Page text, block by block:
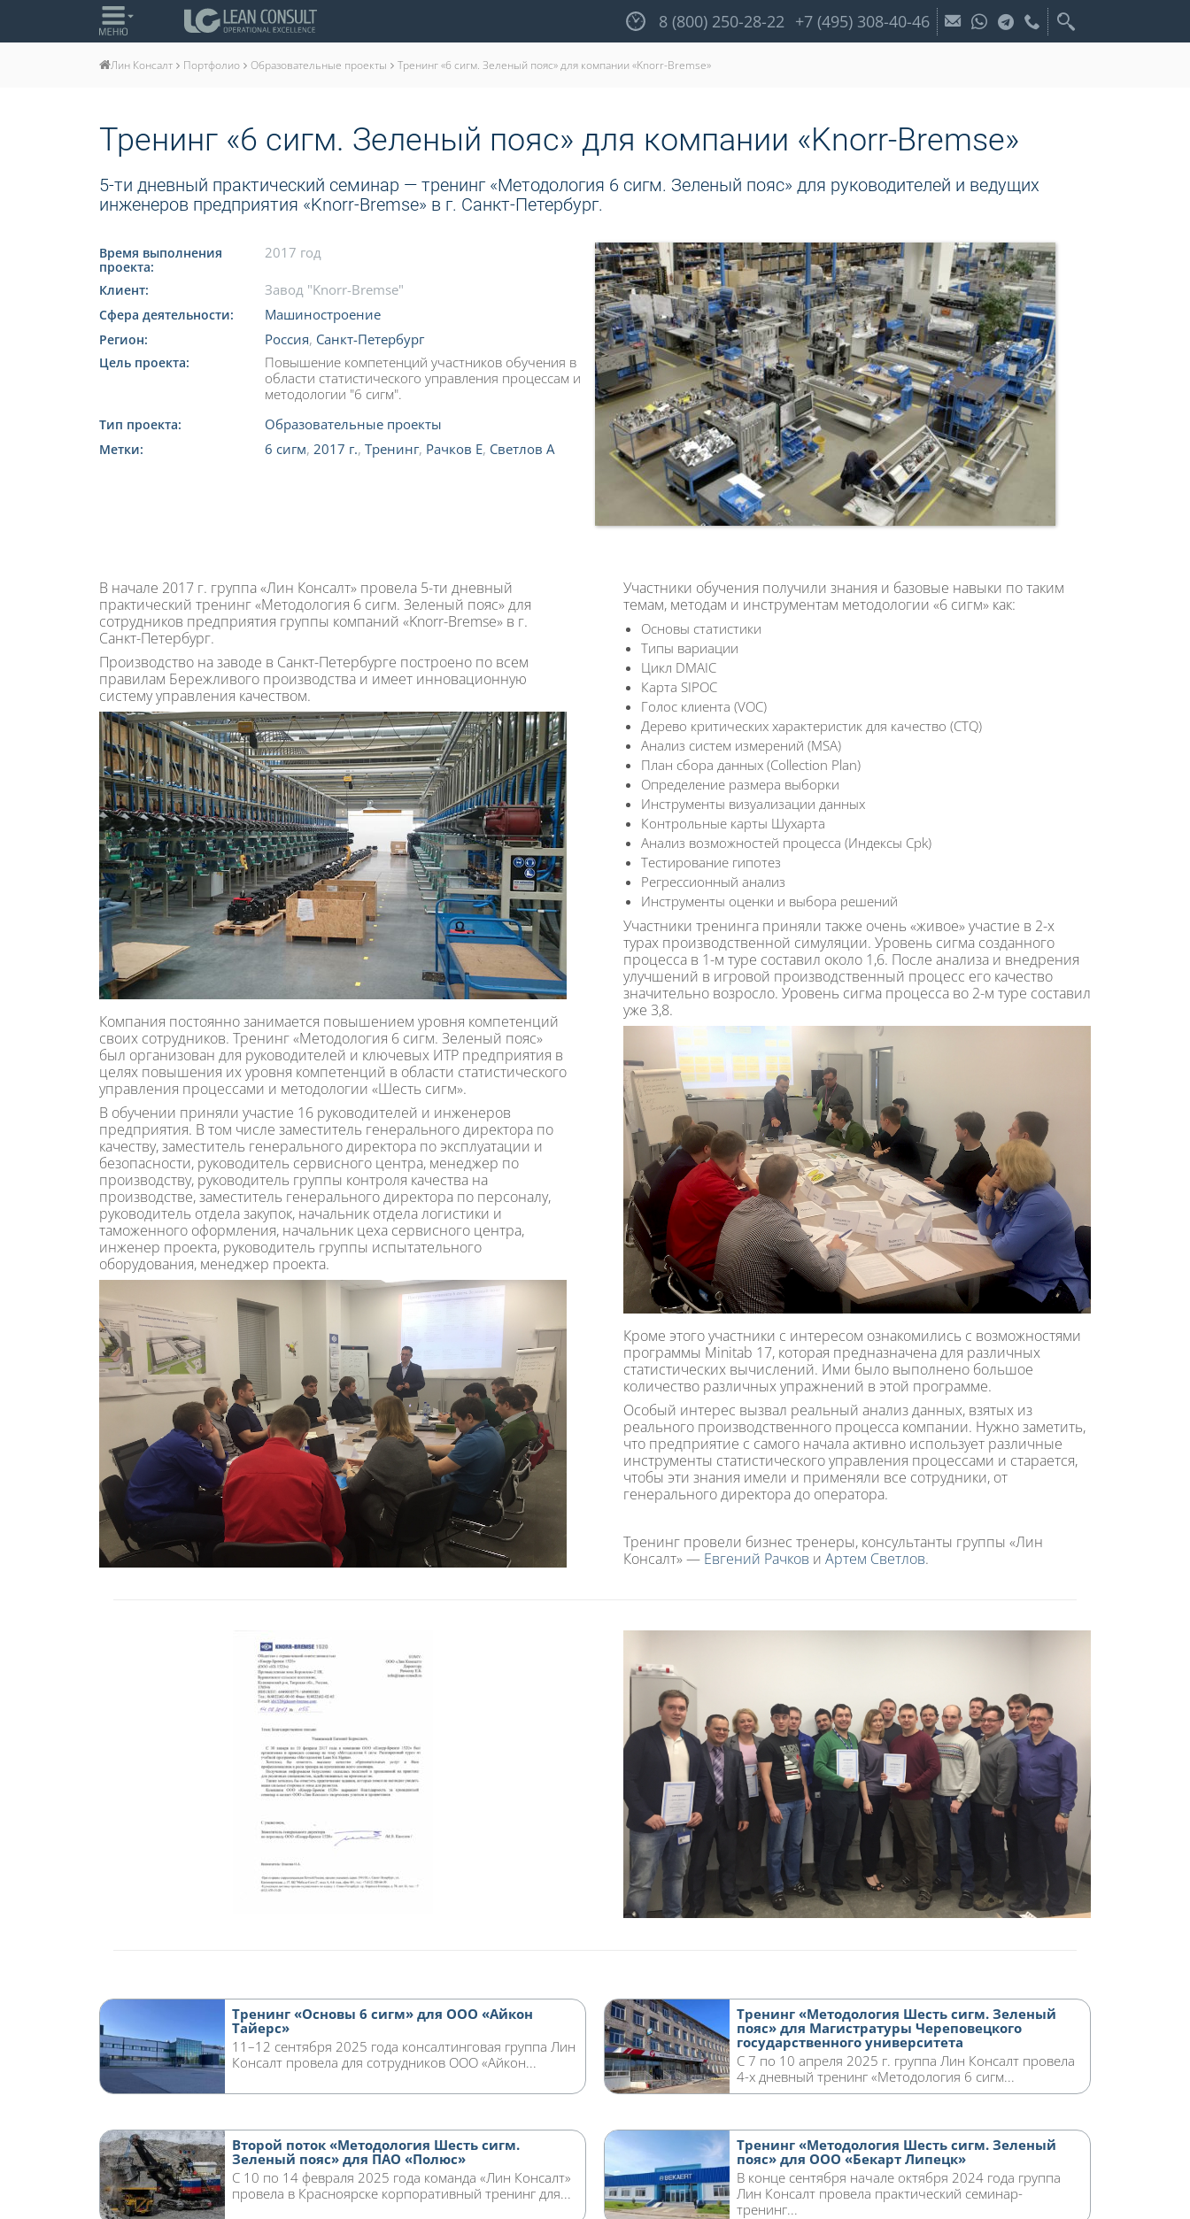
8 (800) 250-28-22 +7 (495) 308-40-46
Лин Консалт Портфолио Образовательные проекты Тренинг «6 сигм. Зеленый пояс» для компании «Knorr-Bremse»
Тренинг «6 сигм. Зеленый пояс» для компании «Knorr-Bremse»
5-ти дневный практический семинар — тренинг «Методология 6 сигм. Зеленый пояс» для руководителей и ведущих
инженеров предприятия «Knorr-Bremse» в г. Санкт-Петербург.
Время выполнения
проекта:
2017 год
Клиент: Завод "Knorr-Bremse"
Сфера деятельности: Машиностроение
Регион: Россия, Санкт-Петербург
Цель проекта:
Повышение компетенций участников обучения в
области статистического управления процессам и
методологии "6 сигм".
Тип проекта: Образовательные проекты
Метки: 6 сигм, 2017 г., Тренинг, Рачков Е, Светлов А
В начале 2017 г. группа «Лин Консалт» провела 5-ти дневный
практический тренинг «Методология 6 сигм. Зеленый пояс» для
сотрудников предприятия группы компаний «Knorr-Bremse» в г.
Санкт-Петербург.
Производство на заводе в Санкт-Петербурге построено по всем
правилам Бережливого производства и имеет инновационную
систему управления качеством.
Компания постоянно занимается повышением уровня компетенций
своих сотрудников. Тренинг «Методология 6 сигм. Зеленый пояс»
был организован для руководителей и ключевых ИТР предприятия в
целях повышения их уровня компетенций в области статистического
управления процессами и методологии «Шесть сигм».
В обучении приняли участие 16 руководителей и инженеров
предприятия. В том числе заместитель генерального директора по
качеству, заместитель генерального директора по эксплуатации и
безопасности, руководитель сервисного центра, менеджер по
производству, руководитель группы контроля качества на
производстве, заместитель генерального директора по персоналу,
руководитель отдела закупок, начальник отдела логистики и
таможенного оформления, начальник цеха сервисного центра,
инженер проекта, руководитель группы испытательного
оборудования, менеджер проекта.
Участники обучения получили знания и базовые навыки по таким
темам, методам и инструментам методологии «6 сигм» как:
Основы статистики
Типы вариации
Цикл DMAIC
Карта SIPOC
Голос клиента (VOC)
Дерево критических характеристик для качество (CTQ)
Анализ систем измерений (MSA)
План сбора данных (Collection Plan)
Определение размера выборки
Инструменты визуализации данных
Контрольные карты Шухарта
Анализ возможностей процесса (Индексы Cpk)
Тестирование гипотез
Регрессионный анализ
Инструменты оценки и выбора решений
Участники тренинга приняли также очень «живое» участие в 2-х
турах производственной симуляции. Уровень сигма созданного
процесса в 1-м туре составил около 1,6. После анализа и внедрения
улучшений в игровой производственный процесс его качество
значительно возросло. Уровень сигма процесса во 2-м туре составил
уже 3,8.
Кроме этого участники с интересом ознакомились с возможностями
программы Minitab 17, которая предназначена для различных
статистических вычислений. Ими было выполнено большое
количество различных упражнений в этой программе.
Особый интерес вызвал реальный анализ данных, взятых из
реального производственного процесса компании. Нужно заметить,
что предприятие с самого начала активно использует различные
инструменты статистического управления процессами и старается,
чтобы эти знания имели и применяли все сотрудники, от
генерального директора до оператора.
Тренинг провели бизнес тренеры, консультанты группы «Лин
Консалт» — Евгений Рачков и Артем Светлов.
Тренинг «Основы 6 сигм» для ООО «Айкон
Тайерс»
11–12 сентября 2025 года консалтинговая группа Лин
Консалт провела для сотрудников ООО «Айкон...
Тренинг «Методология Шесть сигм. Зеленый
пояс» для Магистратуры Череповецкого
государственного университета
С 7 по 10 апреля 2025 г. группа Лин Консалт провела
4-х дневный тренинг «Методология 6 сигм...
Второй поток «Методология Шесть сигм.
Зеленый пояс» для ПАО «Полюс»
С 10 по 14 февраля 2025 года команда «Лин Консалт»
провела в Красноярске корпоративный тренинг для...
Тренинг «Методология Шесть сигм. Зеленый
пояс» для ООО «Бекарт Липецк»
В конце сентября начале октября 2024 года группа
Лин Консалт провела практический семинар-
тренинг...